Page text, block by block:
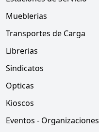
Mueblerias
Transportes de Carga
Librerias
Sindicatos
Opticas
Kioscos
Eventos - Organizaciones